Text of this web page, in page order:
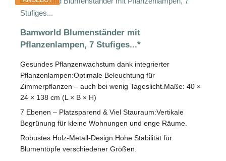
Bamworld Blumenständer mit
Pflanzenlampen, 7 Stufiges...*
Gesundes Pflanzenwachstum dank integrierter
Pflanzenlampen:Optimale Beleuchtung für
Zimmerpflanzen – auch bei wenig Tageslicht.Maße: 40 ×
24 × 138 cm (L × B × H)
7 Ebenen – Platzsparend & Viel Stauraum:Vertikale
Begrünung für kleine Wohnungen und enge Räume.
Robustes Holz-Metall-Design:Hohe Stabilität für
Blumentöpfe verschiedener Größen.